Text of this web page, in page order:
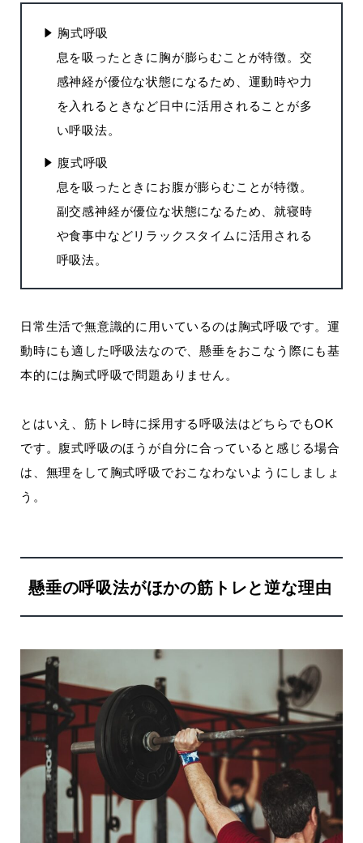
胸式呼吸
息を吸ったときに胸が膨らむことが特徴。交
感神経が優位な状態になるため、運動時や力
を入れるときなど日中に活用されることが多
い呼吸法。
腹式呼吸
息を吸ったときにお腹が膨らむことが特徴。
副交感神経が優位な状態になるため、就寝時
や食事中などリラックスタイムに活用される
呼吸法。
日常生活で無意識的に用いているのは胸式呼吸です。運
動時にも適した呼吸法なので、懸垂をおこなう際にも基
本的には胸式呼吸で問題ありません。
とはいえ、筋トレ時に採用する呼吸法はどちらでもOK
です。腹式呼吸のほうが自分に合っていると感じる場合
は、無理をして胸式呼吸でおこなわないようにしましょ
う。
懸垂の呼吸法がほかの筋トレと逆な理由